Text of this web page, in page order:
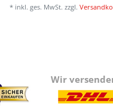
* inkl. ges. MwSt. zzgl.
Wir